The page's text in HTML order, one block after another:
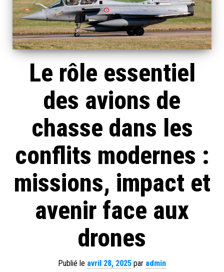
Le rôle essentiel
des avions de
chasse dans les
conflits modernes :
missions, impact et
avenir face aux
drones
Publié le avril 28, 2025 par admin